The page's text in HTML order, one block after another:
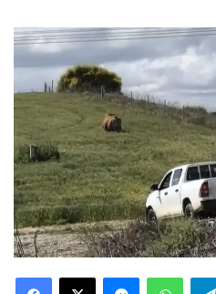
Facebook
X Messenger